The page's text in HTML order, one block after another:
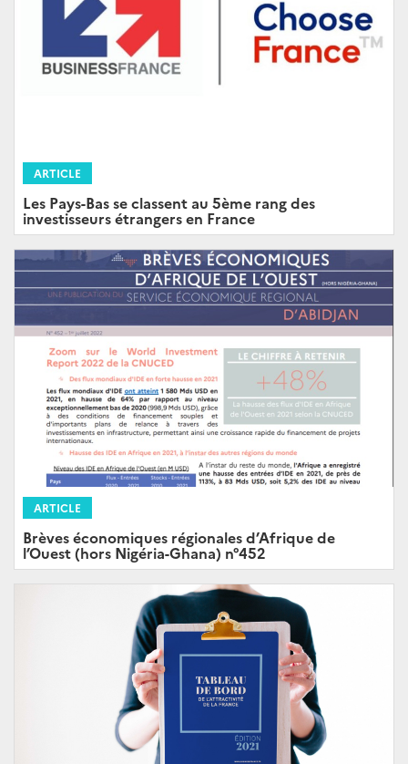
ARTICLE
Les Pays-Bas se classent au 5ème rang des
investisseurs étrangers en France
ARTICLE
Brèves économiques régionales d’Afrique de
l’Ouest (hors Nigéria-Ghana) n°452